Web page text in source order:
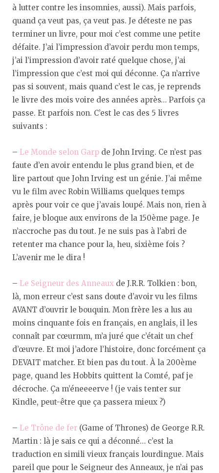
à lutter contre les insomnies, aussi). Mais parfois,
quand ça veut pas, ça veut pas. Je déteste ne pas
terminer un livre, pour moi c’est comme une petite
défaite. J’ai l’impression d’avoir perdu mon temps,
j’ai l’impression d’avoir raté quelque chose, j’ai
l’impression que c’est moi qui déconne. Ça n’arrive
pas si souvent, mais quand c’est le cas, je reprends
le livre des mois voire des années après… Parfois ça
passe. Et parfois non. C’est le cas des 5 livres
suivants :
– Le Monde selon Garp de John Irving. Ce n’est pas
faute d’en avoir entendu le plus grand bien, et de
lire partout que John Irving est un génie. J’ai même
vu le film avec Robin Williams quelques temps
après pour voir ce que j’avais loupé. Mais non, rien à
faire, je bloque aux environs de la 150ème page. Je
n’accroche pas du tout. Je ne suis pas à l’abri de
retenter ma chance pour la, heu, sixième fois ?
L’avenir me le dira !
– Le Seigneur des Anneaux de J.R.R. Tolkien : bon,
là, mon erreur c’est sans doute d’avoir vu les films
AVANT d’ouvrir le bouquin. Mon frère les a lus au
moins cinquante fois en français, en anglais, il les
connaît par cœurmm, m’a juré que c’était un chef
d’œuvre. Et moi j’adore l’histoire, donc forcément ça
DEVAIT matcher. Et bien pas du tout. À la 200ème
page, quand les Hobbits quittent la Comté, paf je
décroche. Ça m’éneeeerve ! (je vais tenter sur
Kindle, peut-être que ça passera mieux ?)
– Le Trône de fer (Game of Thrones) de George R.R.
Martin : là je sais ce qui a déconné… c’est la
traduction en simili vieux français lourdingue. Mais
pareil que pour le Seigneur des Anneaux, je n’ai pas